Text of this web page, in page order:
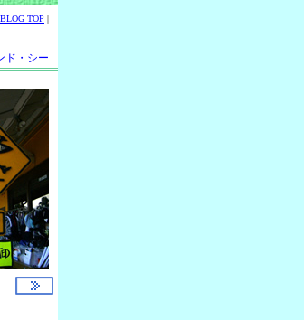
BLOG TOP |
ド・シー